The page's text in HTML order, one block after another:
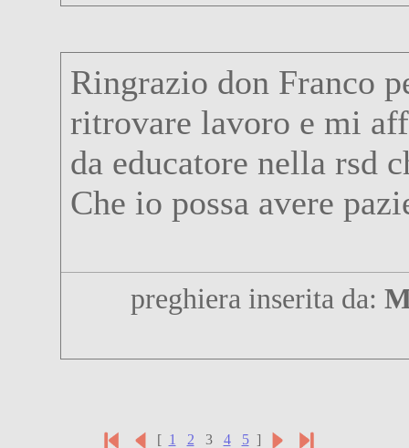
Ringrazio don Franco
ritrovare lavoro e mi
da educatore nella rsd
Che io possa avere
preghiera inserita da:
[ 1 2 3 4 5]